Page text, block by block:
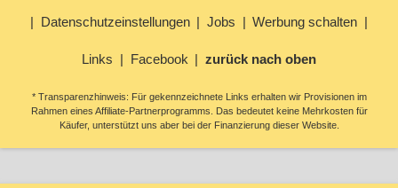
Datenschutzeinstellungen Jobs Werbung schalten
Links Facebook zurück nach oben
* Transparenzhinweis: Für gekennzeichnete Links erhalten wir Provisionen im
Rahmen eines Affiliate-Partnerprogramms. Das bedeutet keine Mehrkosten für
Käufer, unterstützt uns aber bei der Finanzierung dieser Website.